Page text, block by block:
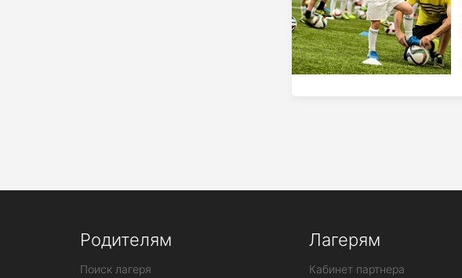
Родителям
Поиск лагеря
Лагерям
Кабинет партнера